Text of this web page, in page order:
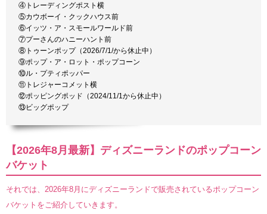
④トレーディングポスト横
⑤カウボーイ・クックハウス前
⑥イッツ・ア・スモールワールド前
⑦プーさんのハニーハント前
⑧トゥーンポップ（2026/7/1/から休止中）
⑨ポップ・ア・ロット・ポップコーン
⑩ル・プティポッパー
⑪トレジャーコメット横
⑫ポッピングポッド（2024/11/1から休止中）
⑬ビッグポップ
【2026年8月最新】ディズニーランドのポップコーン
バケット
それでは、2026年8月にディズニーランドで販売されているポップコーン
バケットをご紹介していきます。